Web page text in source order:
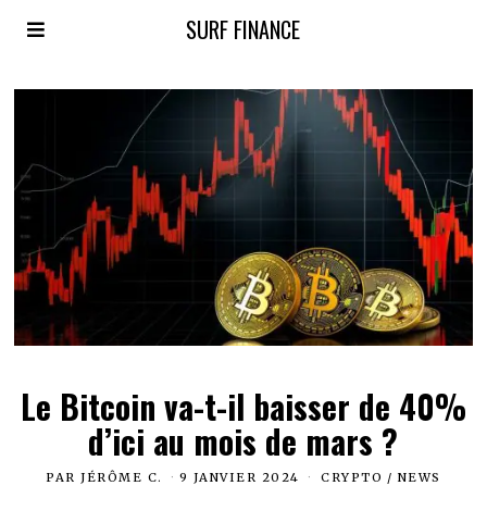
SURF FINANCE
Le Bitcoin va-t-il baisser de 40%
d’ici au mois de mars ?
PARJÉRÔME C. 9 JANVIER 2024 CRYPTO / NEWS